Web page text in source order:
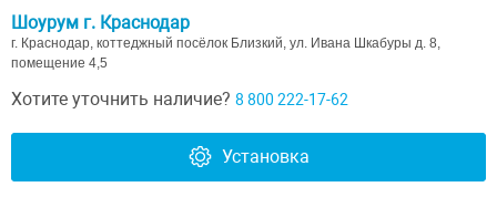
Шоурум г. Краснодар
г. Краснодар, коттеджный посёлок Близкий, ул. Ивана Шкабуры д. 8,
помещение 4,5
Хотите уточнить наличие? 8 800 222-17-62
Установка